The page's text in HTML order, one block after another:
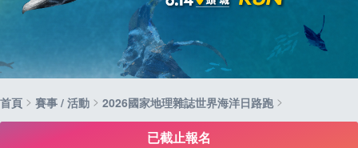
首頁 > 賽事 / 活動 > 2026國家地理雜誌世界海洋日路跑 >
已截止報名